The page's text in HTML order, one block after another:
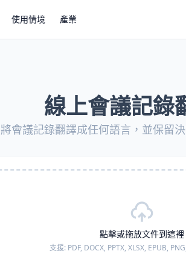
使用情境 產業
線上會議記錄
將會議記錄翻譯成任何語言，並保留
點擊或拖放文件到這裡
支援: PDF, DOCX, PPTX, XLSX, EPUB,